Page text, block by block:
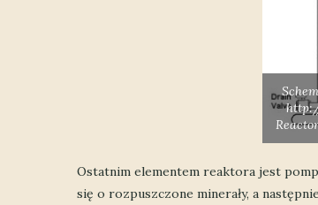
Ostatnim elementem reaktora jest
się o rozpuszczone minerały, a